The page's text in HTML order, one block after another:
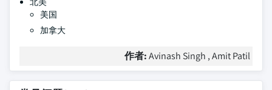
美国
加拿大
作者:Avinash Singh , Amit Patil